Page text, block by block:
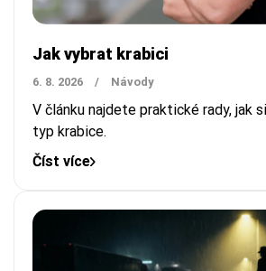
Jak vybrat krabici
6. 8. 2026 / Návody
V článku najdete praktické rady, jak
typ krabice.
Číst více